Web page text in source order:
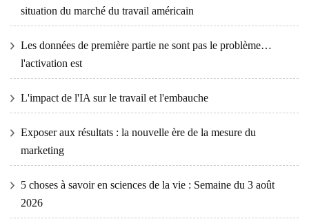
situation du marché du travail américain
Les données de première partie ne sont pas le problème…
l'activation est
L'impact de l'IA sur le travail et l'embauche
Exposer aux résultats : la nouvelle ère de la mesure du
marketing
5 choses à savoir en sciences de la vie : Semaine du 3 août
2026